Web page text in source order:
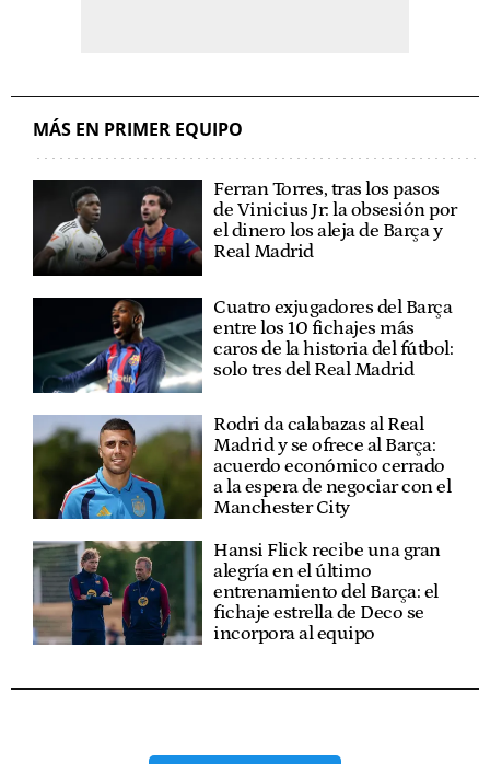
MÁS EN PRIMER EQUIPO
Ferran Torres, tras los pasos
de Vinicius Jr: la obsesión por
el dinero los aleja de Barça y
Real Madrid
Cuatro exjugadores del Barça
entre los 10 fichajes más
caros de la historia del fútbol:
solo tres del Real Madrid
Rodri da calabazas al Real
Madrid y se ofrece al Barça:
acuerdo económico cerrado
a la espera de negociar con el
Manchester City
Hansi Flick recibe una gran
alegría en el último
entrenamiento del Barça: el
fichaje estrella de Deco se
incorpora al equipo